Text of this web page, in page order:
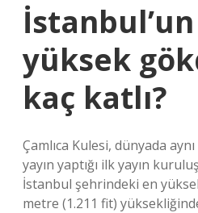
yüksek
kaç katlı?
Çamlıca Kulesi, dünyada
yayın yaptığı ilk yayın
İstanbul şehrindeki en
metre (1.211 fit)